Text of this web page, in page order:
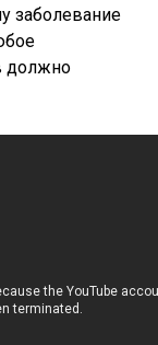
заболевание
должно